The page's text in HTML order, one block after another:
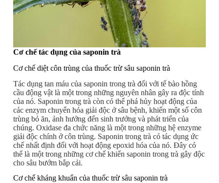
Cơ chế tác dụng của saponin trà
Cơ chế diệt côn trùng của thuốc trừ sâu saponin trà
Tác dụng tan máu của saponin trong trà đối với tế bào hồng
cầu động vật là một trong những nguyên nhân gây ra độc tính
của nó. Saponin trong trà còn có thể phá hủy hoạt động của
các enzym chuyển hóa giải độc ở sâu bệnh, khiến một số côn
trùng bỏ ăn, ảnh hưởng đến sinh trưởng và phát triển của
chúng. Oxidase đa chức năng là một trong những hệ enzyme
giải độc chính ở côn trùng. Saponin trong trà có tác dụng ức
chế nhất định đối với hoạt động epoxid hóa của nó. Đây có
thể là một trong những cơ chế khiến saponin trong trà gây độc
cho sâu bướm bắp cải.
Cơ chế kháng khuẩn của thuốc trừ sâu saponin trà